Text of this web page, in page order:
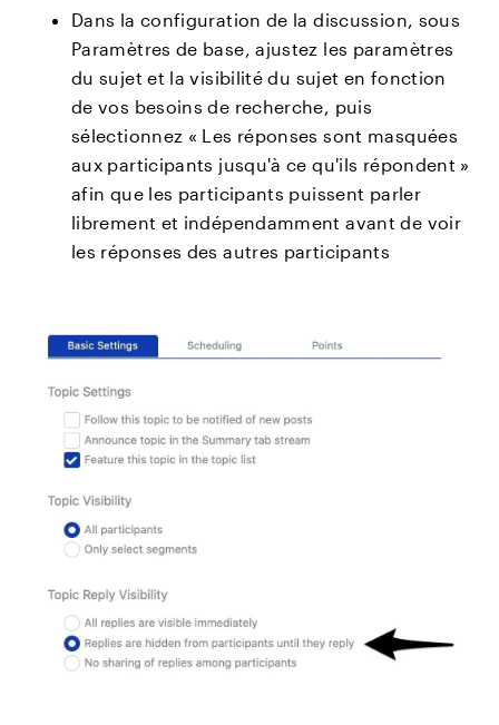
Dans la configuration de la discussion, sous
Paramètres de base, ajustez les paramètres
du sujet et la visibilité du sujet en fonction
de vos besoins de recherche, puis
sélectionnez « Les réponses sont masquées
aux participants jusqu'à ce qu'ils répondent »
afin que les participants puissent parler
librement et indépendamment avant de voir
les réponses des autres participants